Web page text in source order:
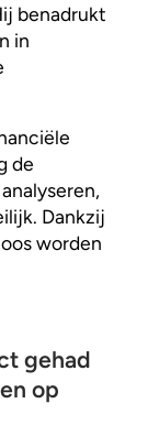
benadrukt
in
de
Dankzij
worden
gehad
op